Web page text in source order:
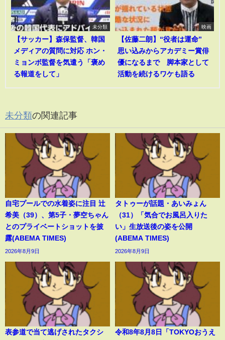
未分類
【サッカー】森保監督、韓国
メディアの質問に対応 ホン・
ミョンボ監督を気遣う「褒め
る報道をして」
映画
【佐藤二朗】“役者は運命”
思い込みからアカデミー賞俳
優になるまで 脚本家として
活動を続けるワケも語る
未分類の関連記事
自宅プールでの水着姿に注目 辻
希美（39）、第5子・夢空ちゃん
とのプライベートショットを披
露(ABEMA TIMES)
2026年8月9日
タトゥーが話題・あいみょん
（31）「気合でお風呂入りた
い」生放送後の姿を公開
(ABEMA TIMES)
2026年8月9日
表参道で当て逃げされたタクシ
令和8年8月8日「TOKYOおうえ